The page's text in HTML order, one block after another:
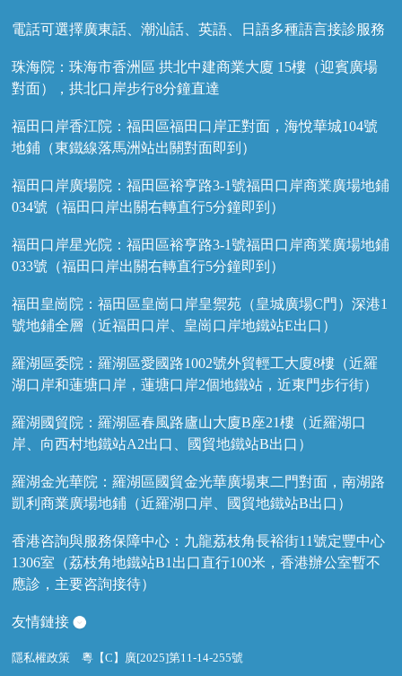
電話可選擇廣東話、潮汕話、英語、日語多種語言接診服務
珠海院：珠海市香洲區 拱北中建商業大廈 15樓（迎賓廣場
對面），拱北口岸步行8分鐘直達
福田口岸香江院：福田區福田口岸正對面，海悅華城104號
地鋪（東鐵線落馬洲站出關對面即到）
福田口岸廣場院：福田區裕亨路3-1號福田口岸商業廣場地鋪
034號（福田口岸出關右轉直行5分鐘即到）
福田口岸星光院：福田區裕亨路3-1號福田口岸商業廣場地鋪
033號（福田口岸出關右轉直行5分鐘即到）
福田皇崗院：福田區皇崗口岸皇禦苑（皇城廣場C門）深港1
號地鋪全層（近福田口岸、皇崗口岸地鐵站E出口）
羅湖區委院：羅湖區愛國路1002號外貿輕工大廈8樓（近羅
湖口岸和蓮塘口岸，蓮塘口岸2個地鐵站，近東門步行街）
羅湖國貿院：羅湖區春風路廬山大廈B座21樓（近羅湖口
岸、向西村地鐵站A2出口、國貿地鐵站B出口）
羅湖金光華院：羅湖區國貿金光華廣場東二門對面，南湖路
凱利商業廣場地鋪（近羅湖口岸、國貿地鐵站B出口）
香港咨詢與服務保障中心：九龍荔枝角長裕街11號定豐中心
1306室（荔枝角地鐵站B1出口直行100米，香港辦公室暫不
應診，主要咨詢接待）
友情鏈接
隱私權政策 粵【C】廣[2025]第11-14-255號